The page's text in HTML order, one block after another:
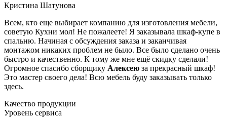
Кристина Шатунова
Всем, кто еще выбирает компанию для изготовления мебели,
советую Кухни мол! Не пожалеете! Я заказывала шкаф-купе в
спальню. Начиная с обсуждения заказа и заканчивая
монтажом никаких проблем не было. Все было сделано очень
быстро и качественно. К тому же мне ещё скидку сделали!
Огромное спасибо сборщику Алексею за прекрасный шкаф!
Это мастер своего дела! Всю мебель буду заказывать только
здесь.
Качество продукции
Уровень сервиса